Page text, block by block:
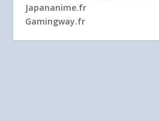
Japananime.fr
Gamingway.fr